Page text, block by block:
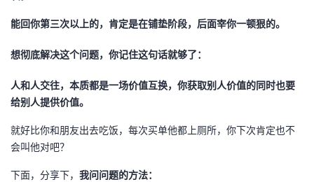
能回你第三次以上的，肯定是在铺垫阶段，后面宰你一顿狠的。
想彻底解决这个问题，你记住这句话就够了：
人和人交往，本质都是一场价值互换，你获取别人价值的同时也要
给别人提供价值。
就好比你和朋友出去吃饭，每次买单他都上厕所，你下次肯定也不
会叫他对吧？
下面，分享下， 我问问题的方法：